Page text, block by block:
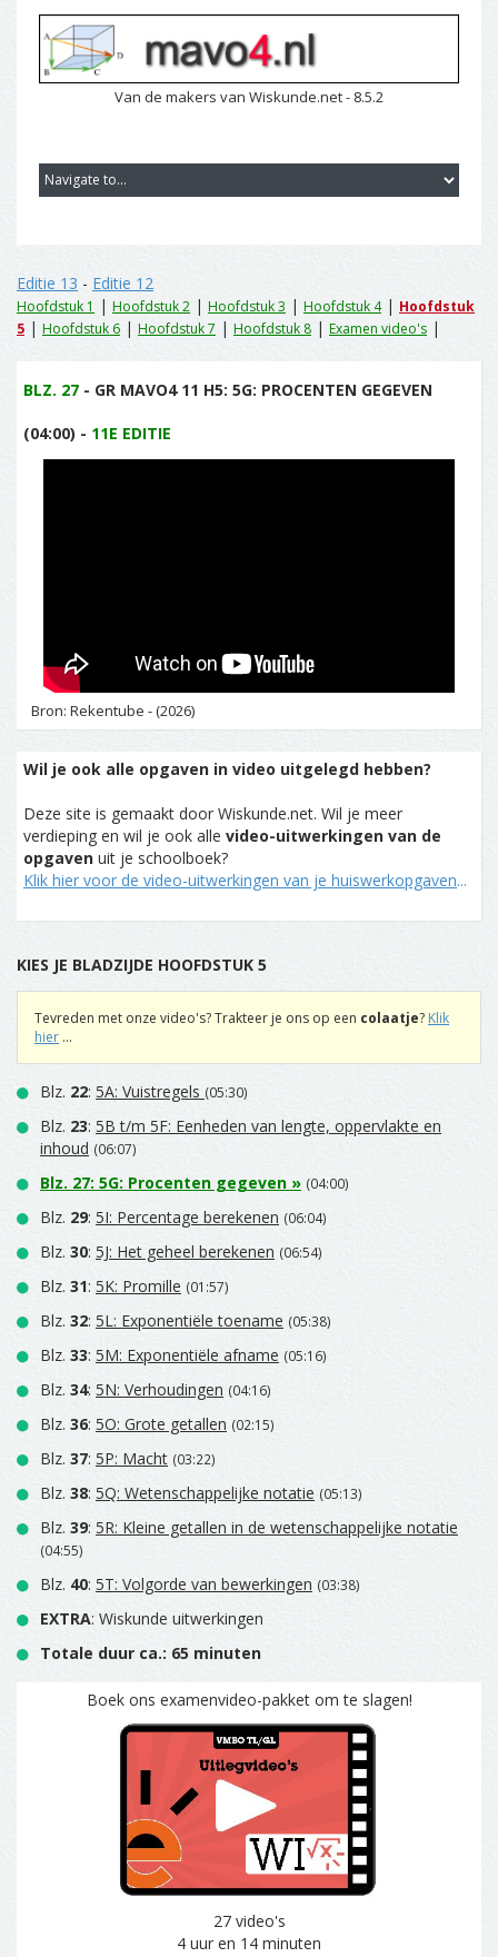
Van de makers van Wiskunde.net - 8.5.2
Editie 13 - Editie 12
Hoofdstuk 1 | Hoofdstuk 2 | Hoofdstuk 3 | Hoofdstuk 4| Hoofdstuk
5 | Hoofdstuk 6 | Hoofdstuk 7 | Hoofdstuk 8 | Examen video's |
BLZ. 27 - GR MAVO4 11 H5: 5G: PROCENTEN GEGEVEN
(04:00) - 11E EDITIE
Bron: Rekentube - (2026)
Wil je ook alle opgaven in video uitgelegd hebben?
Deze site is gemaakt door Wiskunde.net. Wil je meer
verdieping en wil je ook alle video-uitwerkingen van de
opgaven uit je schoolboek?
Klik hier voor de video-uitwerkingen van je huiswerkopgaven...
KIES JE BLADZIJDE HOOFDSTUK 5
Tevreden met onze video's? Trakteer je ons op een colaatje? Klik
hier ...
Blz. 22: 5A: Vuistregels (05:30)
Blz. 23: 5B t/m 5F: Eenheden van lengte, oppervlakte en
inhoud (06:07)
Blz. 27: 5G: Procenten gegeven » (04:00)
Blz. 29: 5I: Percentage berekenen (06:04)
Blz. 30: 5J: Het geheel berekenen (06:54)
Blz. 31: 5K: Promille (01:57)
Blz. 32: 5L: Exponentiële toename (05:38)
Blz. 33: 5M: Exponentiële afname (05:16)
Blz. 34: 5N: Verhoudingen (04:16)
Blz. 36: 5O: Grote getallen (02:15)
Blz. 37: 5P: Macht (03:22)
Blz. 38: 5Q: Wetenschappelijke notatie (05:13)
Blz. 39: 5R: Kleine getallen in de wetenschappelijke notatie
(04:55)
Blz. 40: 5T: Volgorde van bewerkingen (03:38)
EXTRA: Wiskunde uitwerkingen
Totale duur ca.: 65 minuten
Boek ons examenvideo-pakket om te slagen!
27 video's
4 uur en 14 minuten